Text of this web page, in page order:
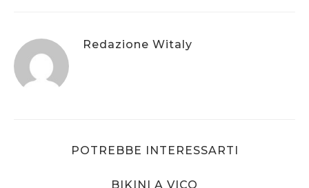
Redazione Witaly
POTREBBE INTERESSARTI
BIKINI A VICO